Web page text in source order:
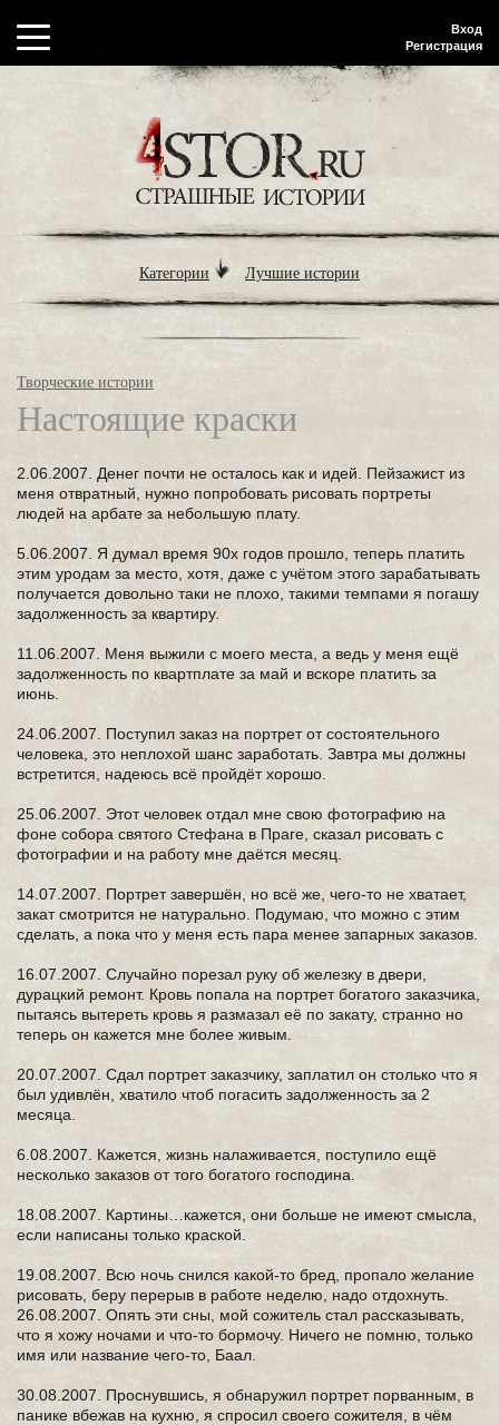
Вход
Регистрация
Категории Лучшие истории
Творческие истории
Настоящие краски
2.06.2007. Денег почти не осталось как и идей. Пейзажист из
меня отвратный, нужно попробовать рисовать портреты
людей на арбате за небольшую плату.
5.06.2007. Я думал время 90х годов прошло, теперь платить
этим уродам за место, хотя, даже с учётом этого зарабатывать
получается довольно таки не плохо, такими темпами я погашу
задолженность за квартиру.
11.06.2007. Меня выжили с моего места, а ведь у меня ещё
задолженность по квартплате за май и вскоре платить за
июнь.
24.06.2007. Поступил заказ на портрет от состоятельного
человека, это неплохой шанс заработать. Завтра мы должны
встретится, надеюсь всё пройдёт хорошо.
25.06.2007. Этот человек отдал мне свою фотографию на
фоне собора святого Стефана в Праге, сказал рисовать с
фотографии и на работу мне даётся месяц.
14.07.2007. Портрет завершён, но всё же, чего-то не хватает,
закат смотрится не натурально. Подумаю, что можно с этим
сделать, а пока что у меня есть пара менее запарных заказов.
16.07.2007. Случайно порезал руку об железку в двери,
дурацкий ремонт. Кровь попала на портрет богатого заказчика,
пытаясь вытереть кровь я размазал её по закату, странно но
теперь он кажется мне более живым.
20.07.2007. Сдал портрет заказчику, заплатил он столько что я
был удивлён, хватило чтоб погасить задолженность за 2
месяца.
6.08.2007. Кажется, жизнь налаживается, поступило ещё
несколько заказов от того богатого господина.
18.08.2007. Картины…кажется, они больше не имеют смысла,
если написаны только краской.
19.08.2007. Всю ночь снился какой-то бред, пропало желание
рисовать, беру перерыв в работе неделю, надо отдохнуть.
26.08.2007. Опять эти сны, мой сожитель стал рассказывать,
что я хожу ночами и что-то бормочу. Ничего не помню, только
имя или название чего-то, Баал.
30.08.2007. Проснувшись, я обнаружил портрет порванным, в
панике вбежав на кухню, я спросил своего сожителя, в чём